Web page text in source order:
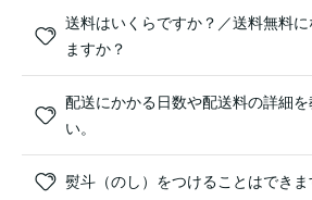
送料はいくらですか？／送料無料
ますか？
配送にかかる日数や配送料の詳細を
い。
熨斗（のし）をつけることはできま